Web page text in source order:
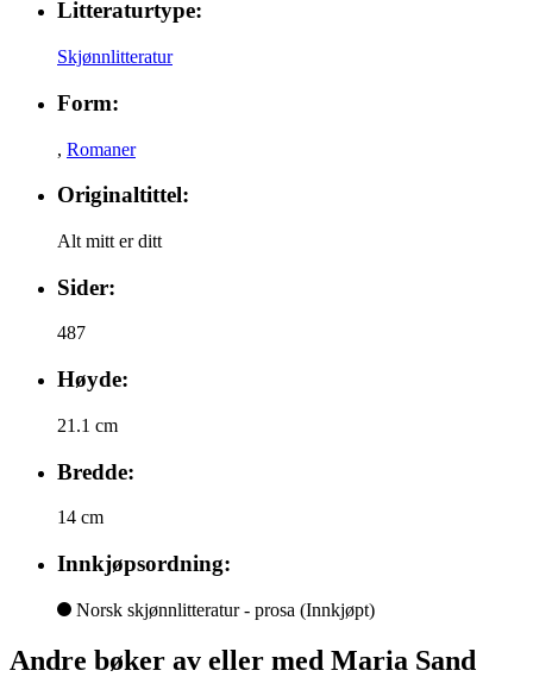
Litteraturtype:
Skjønnlitteratur
Form:
, Romaner
Originaltittel:
Alt mitt er ditt
Sider:
487
Høyde:
21.1 cm
Bredde:
14 cm
Innkjøpsordning:
Norsk skjønnlitteratur - prosa (Innkjøpt)
Andre bøker av eller med Maria Sand